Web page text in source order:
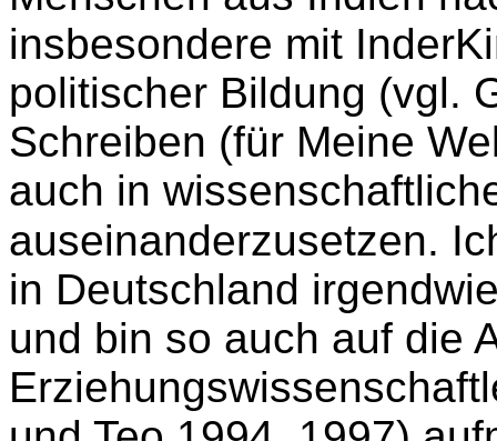
insbesondere mit
politischer Bildung (vgl.
Schreiben (für Meine
auch in
auseinanderzusetzen.
in Deutschland
und bin so auch auf die